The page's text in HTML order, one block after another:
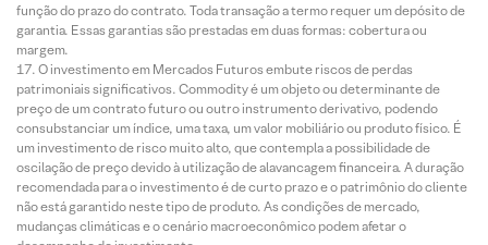
função do prazo do contrato. Toda transação a termo requer um depósito de
garantia. Essas garantias são prestadas em duas formas: cobertura ou
margem.
O investimento em Mercados Futuros embute riscos de perdas
patrimoniais significativos. Commodity é um objeto ou determinante de
preço de um contrato futuro ou outro instrumento derivativo, podendo
consubstanciar um índice, uma taxa, um valor mobiliário ou produto físico. É
um investimento de risco muito alto, que contempla a possibilidade de
oscilação de preço devido à utilização de alavancagem financeira. A duração
recomendada para o investimento é de curto prazo e o patrimônio do cliente
não está garantido neste tipo de produto. As condições de mercado,
mudanças climáticas e o cenário macroeconômico podem afetar o